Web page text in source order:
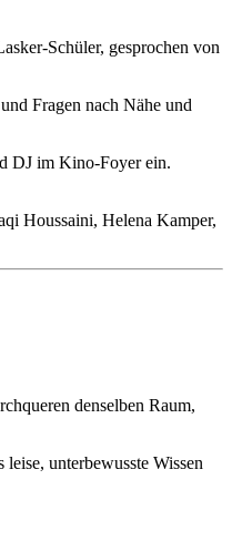
Schüler, gesprochen von
Fragen nach Nähe und
DJ im Kino-Foyer ein.
Houssaini, Helena Kamper,
denselben Raum,
unterbewusste Wissen